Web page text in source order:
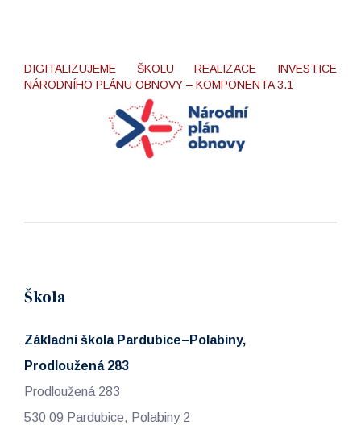
DIGITALIZUJEME ŠKOLU REALIZACE INVESTICE
NÁRODNÍHO PLÁNU OBNOVY – KOMPONENTA 3.1
Škola
Základní škola Pardubice–Polabiny,
Prodloužená 283
Prodloužená 283
530 09 Pardubice, Polabiny 2